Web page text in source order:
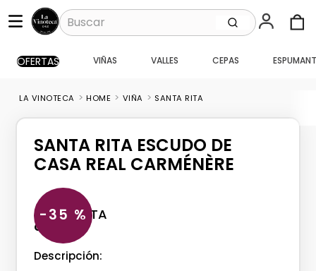
Buscar
OFERTAS VIÑAS VALLES CEPAS
HOME VIÑA SANTA RITA
SANTA RITA
CC
Descripción:
SANTA RITA ESCUDO DE
CASA REAL CARMÉNÈRE
35 %
TÉRMINOS MÁS BUSCADOS
carmenere
toro piedra
montes